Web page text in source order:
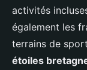
activités
également les
terrains de
étoiles